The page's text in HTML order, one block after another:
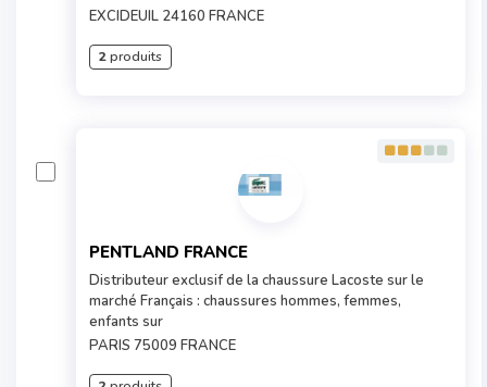
EXCIDEUIL 24160 FRANCE
2produits
PENTLAND FRANCE
Distributeur exclusif de la chaussure Lacoste sur le
marché Français : chaussures hommes, femmes,
enfants sur
PARIS 75009 FRANCE